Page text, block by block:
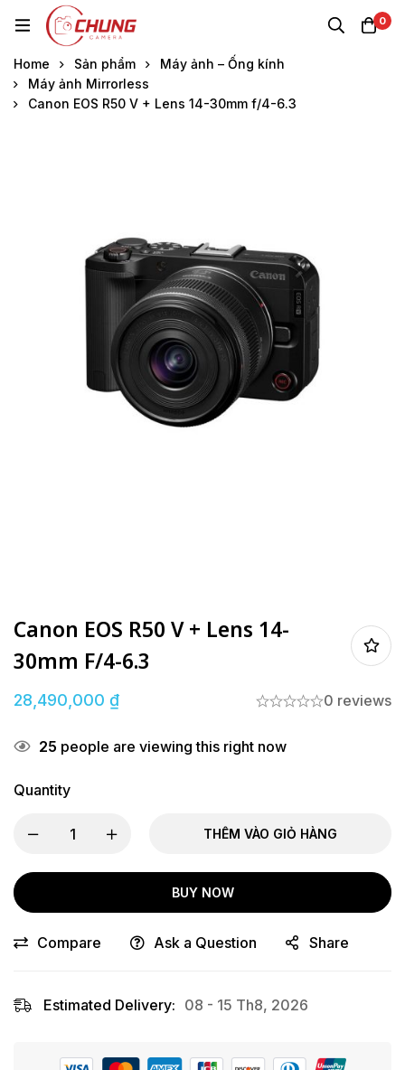
0
Home Sản phẩm
Máy ảnh – Ống kính
Máy ảnh Mirrorless
Canon EOS R50 V + Lens 14-30mm f/4-6.3
Canon EOS R50 V + Lens 14-
30mm F/4-6.3
28,490,000 ₫ 0 reviews
25 people are viewing this right now
Quantity
THÊM VÀO GIỎ HÀNG
BUY NOW
Compare Ask a Question Share
Estimated Delivery: 08 - 15 Th8, 2026